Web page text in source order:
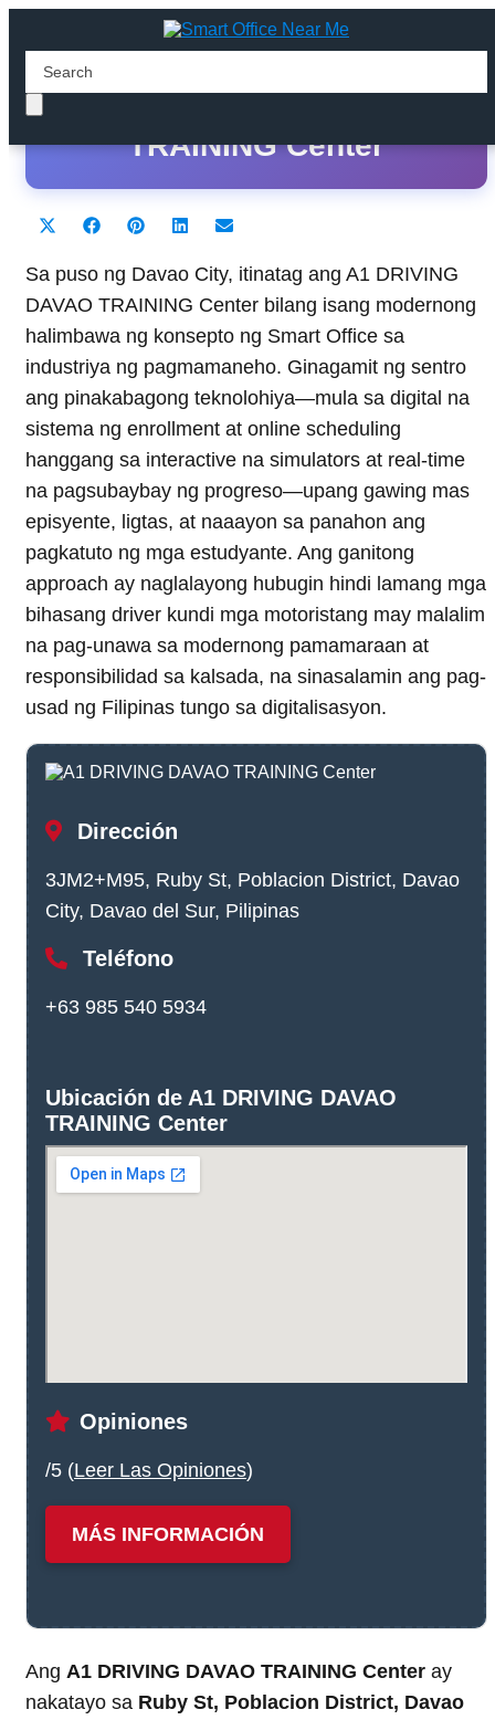
A1 DRIVING DAVAO
TRAINING Center
Share
T
w
i
t
e
)
Share
c
e
b
o
k
Share
n
t
e
e
s
Share
n
k
e
I
n
Share
a
l
Sa puso ng Davao City, itinatag ang A1 DRIVING
DAVAO TRAINING Center bilang isang modernong
halimbawa ng konsepto ng Smart Office sa
industriya ng pagmamaneho. Ginagamit ng sentro
ang pinakabagong teknolohiya—mula sa digital na
sistema ng enrollment at online scheduling
hanggang sa interactive na simulators at real-time
na pagsubaybay ng progreso—upang gawing mas
episyente, ligtas, at naaayon sa panahon ang
pagkatuto ng mga estudyante. Ang ganitong
approach ay naglalayong hubugin hindi lamang mga
bihasang driver kundi mga motoristang may malalim
na pag-unawa sa modernong pamamaraan at
responsibilidad sa kalsada, na sinasalamin ang pag-
usad ng Filipinas tungo sa digitalisasyon.
Dirección
3JM2+M95, Ruby St, Poblacion District, Davao
City, Davao del Sur, Pilipinas
Teléfono
+63 985 540 5934
Ubicación de A1 DRIVING DAVAO
TRAINING Center
Opiniones
/5 (Leer Las Opiniones)
MÁS INFORMACIÓN
Ang A1 DRIVING DAVAO TRAINING Center ay
nakatayo sa Ruby St, Poblacion District, Davao